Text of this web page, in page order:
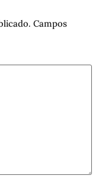
Campos